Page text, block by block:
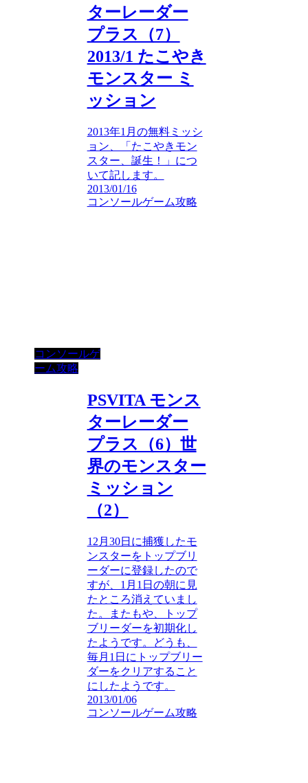
ターレーダー
プラス（7）
2013/1 たこやき
モンスター ミ
ッション
2013年1月の無料ミッシ
ョン、「たこやきモン
スター、誕生！」につ
いて記します。
2013/01/16
コンソールゲーム攻略
コンソールゲ
ーム攻略
PSVITA モンス
ターレーダー
プラス（6）世
界のモンスター
ミッション
（2）
12月30日に捕獲したモ
ンスターをトップブリ
ーダーに登録したので
すが、1月1日の朝に見
たところ消えていまし
た。またもや、トップ
ブリーダーを初期化し
たようです。どうも、
毎月1日にトップブリー
ダーをクリアすること
にしたようです。
2013/01/06
コンソールゲーム攻略